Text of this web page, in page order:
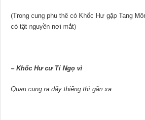
(Trong cung phu thê có Khốc Hư gặp Tang
có tật nguyền nơi mắt)
–Khốc Hư cư Tí Ngọ vì
Quan cung ra dấy thiếng thì gần xa